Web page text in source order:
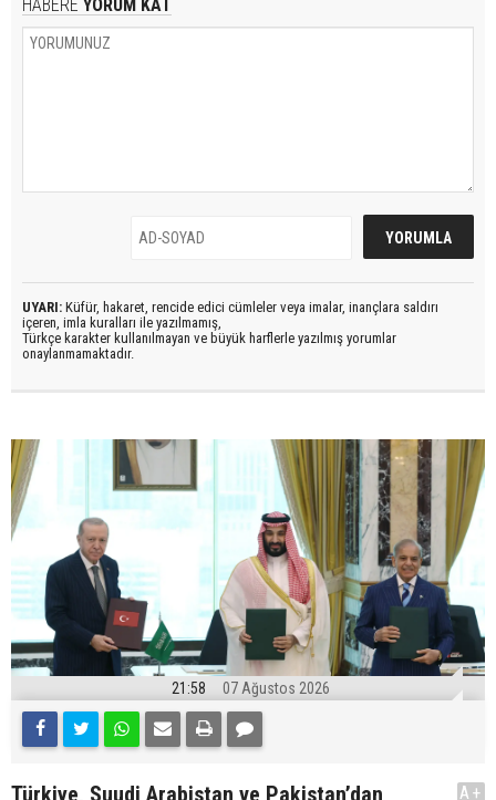
HABERE YORUM KAT
UYARI: Küfür, hakaret, rencide edici cümleler veya imalar, inançlara saldırı
içeren, imla kuralları ile yazılmamış,
Türkçe karakter kullanılmayan ve büyük harflerle yazılmış yorumlar
onaylanmamaktadır.
21:58 07 Ağustos 2026
Türkiye, Suudi Arabistan ve Pakistan’dan
A+